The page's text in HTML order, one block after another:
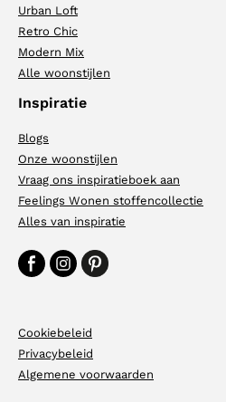
Urban Loft
Retro Chic
Modern Mix
Alle woonstijlen
Inspiratie
Blogs
Onze woonstijlen
Vraag ons inspiratieboek aan
Feelings Wonen stoffencollectie
Alles van inspiratie
Cookiebeleid
Privacybeleid
Algemene voorwaarden